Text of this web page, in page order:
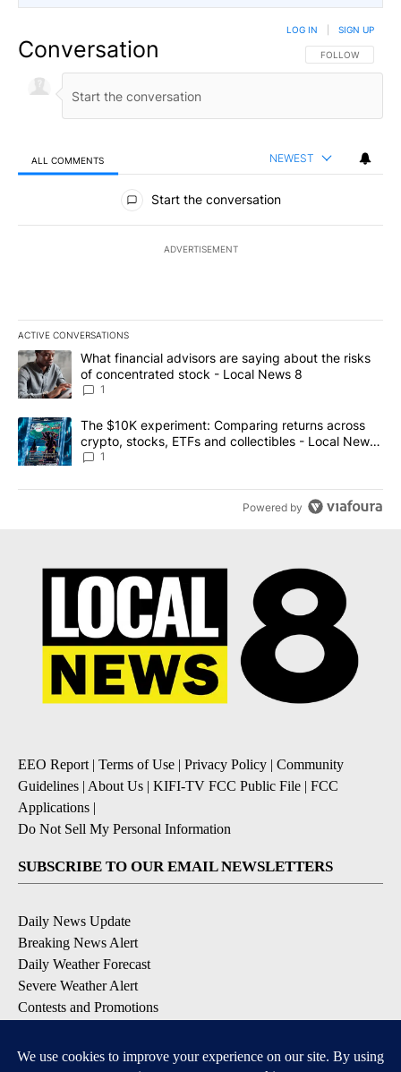
Conversation FOLLOW THIS
FOLLOW
LOG IN SIGN UP
ALL COMMENTS NEWEST
All Comments
Start the conversation
ADVERTISEMENT
ACTIVE CONVERSATIONS
The following is a list of the most commented articles in the last
A trending article titled "What financial advisors are saying
What financial advisors are saying about the risks
of concentrated stock - Local News 8
1
A trending article titled "The $10K experiment: Comparing
The $10K experiment: Comparing returns across
crypto, stocks, ETFs and collectibles - Local News
8
1
Powered by
EEO Report | Terms of Use | Privacy Policy | Community
Guidelines | About Us | KIFI-TV FCC Public File | FCC
Applications |
Do Not Sell My Personal Information
SUBSCRIBE TO OUR EMAIL NEWSLETTERS
Daily News Update
Breaking News Alert
Daily Weather Forecast
Severe Weather Alert
Contests and Promotions